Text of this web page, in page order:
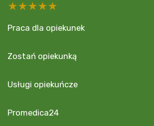
5 stars
4 stars
3 stars
2 stars
Praca dla opiekunek
Zostań opiekunką
Usługi opiekuńcze
Promedica24